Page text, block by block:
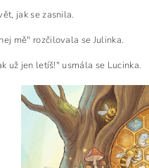
jak se zasnila.
mě" rozčilovala se Julinka.
už jen letíš!" usmála se Lucinka.